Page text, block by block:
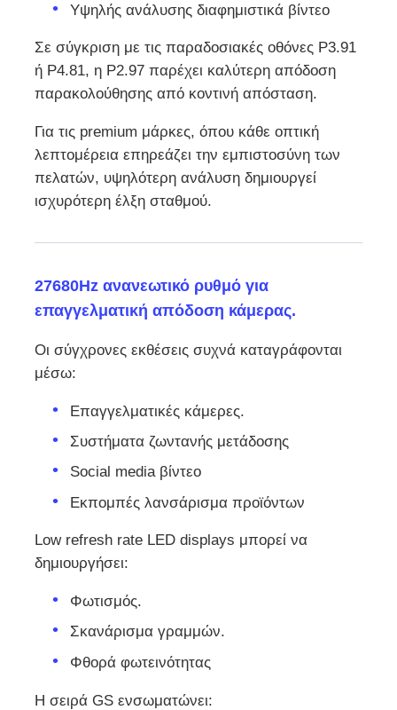
Υψηλής ανάλυσης διαφημιστικά βίντεο
Σε σύγκριση με τις παραδοσιακές οθόνες P3.91
ή P4.81, η P2.97 παρέχει καλύτερη απόδοση
παρακολούθησης από κοντινή απόσταση.
Για τις premium μάρκες, όπου κάθε οπτική
λεπτομέρεια επηρεάζει την εμπιστοσύνη των
πελατών, υψηλότερη ανάλυση δημιουργεί
ισχυρότερη έλξη σταθμού.
27680Hz ανανεωτικό ρυθμό για
επαγγελματική απόδοση κάμερας.
Οι σύγχρονες εκθέσεις συχνά καταγράφονται
μέσω:
Επαγγελματικές κάμερες.
Συστήματα ζωντανής μετάδοσης
Social media βίντεο
Εκπομπές λανσάρισμα προϊόντων
Low refresh rate LED displays μπορεί να
δημιουργήσει:
Φωτισμός.
Σκανάρισμα γραμμών.
Φθορά φωτεινότητας
Η σειρά GS ενσωματώνει: